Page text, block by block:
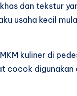
dan tekstur
usaha kecil
kuliner di
cocok digunakan